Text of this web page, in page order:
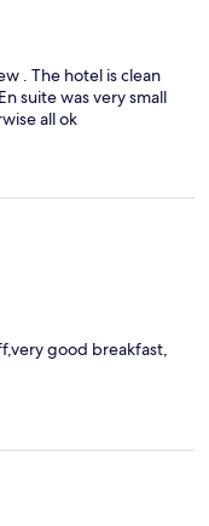
. The hotel is clean
suite was very small
all ok
good breakfast,